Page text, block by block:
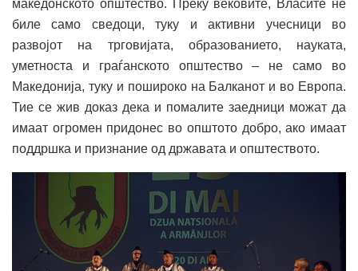
македонското општество. Преку вековите, Власите не
биле само сведоци, туку и активни учесници во
развојот на трговијата, образованието, науката,
уметноста и граѓанското општество – не само во
Македонија, туку и пошироко на Балканот и во Европа.
Тие се жив доказ дека и помалите заедници можат да
имаат огромен придонес во општото добро, ако имаат
поддршка и признание од државата и општеството.